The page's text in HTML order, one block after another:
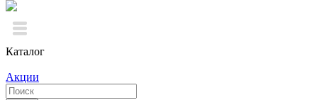
Каталог
Акции